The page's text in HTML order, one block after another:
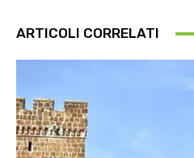
ARTICOLI CORRELATI